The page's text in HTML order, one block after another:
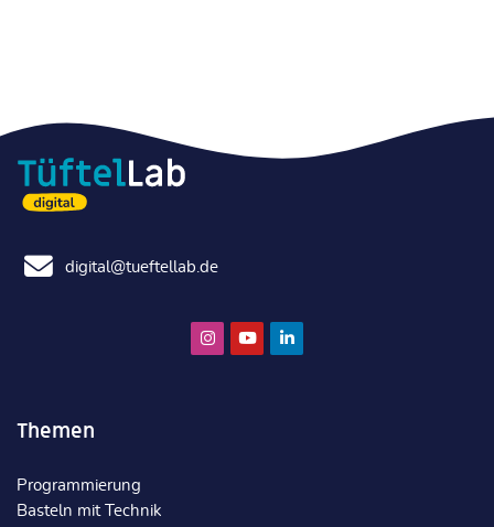
digital@tueftellab.de
Themen
Programmierung
Basteln mit Technik